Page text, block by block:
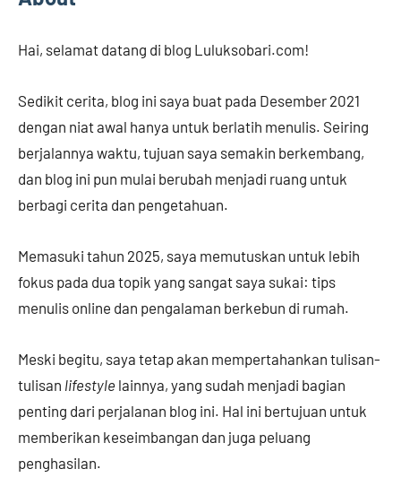
Hai, selamat datang di blog Luluksobari.com!
Sedikit cerita, blog ini saya buat pada Desember 2021
dengan niat awal hanya untuk berlatih menulis. Seiring
berjalannya waktu, tujuan saya semakin berkembang,
dan blog ini pun mulai berubah menjadi ruang untuk
berbagi cerita dan pengetahuan.
Memasuki tahun 2025, saya memutuskan untuk lebih
fokus pada dua topik yang sangat saya sukai: tips
menulis online dan pengalaman berkebun di rumah.
Meski begitu, saya tetap akan mempertahankan tulisan-
tulisan lifestyle lainnya, yang sudah menjadi bagian
penting dari perjalanan blog ini. Hal ini bertujuan untuk
memberikan keseimbangan dan juga peluang
penghasilan.